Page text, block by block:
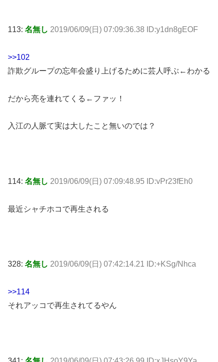
113: 名無し 2019/06/09(日) 07:09:36.38 ID:y1dn8gEOF
>>102
詐欺グループの忘年会盛り上げるために芸人呼ぶ←わかる
だから亮を連れてくる←ファッ！
入江の人脈て実は大したこと無いのでは？
114: 名無し 2019/06/09(日) 07:09:48.95 ID:vPr23fEh0
最近シャチホコで再生される
328: 名無し 2019/06/09(日) 07:42:14.21 ID:+KSg/Nhca
>>114
それアッコで再生されてるやん